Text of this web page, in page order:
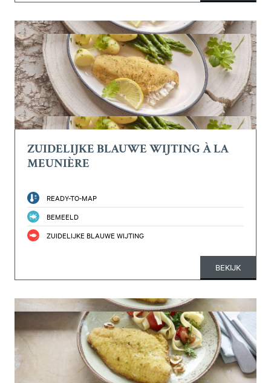
ZUIDELIJKE BLAUWE WIJTING À LA
MEUNIÈRE
READY-TO-MAP
BEMEELD
ZUIDELIJKE BLAUWE WIJTING
BEKIJK